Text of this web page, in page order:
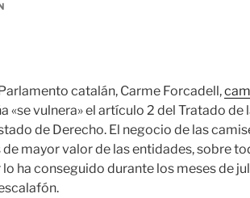
catalán, Carme Forcadell,
«se vulnera» el artículo 2 del Tratado de
de Derecho. El negocio de las
mayor valor de las entidades, sobre
ha conseguido durante los meses de